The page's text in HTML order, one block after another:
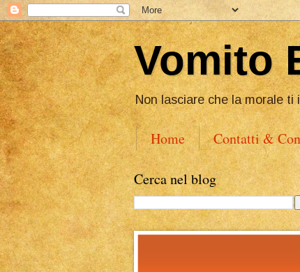
Vomito
Non lasciare che la morale
Home Contatti &
Cerca nel blog